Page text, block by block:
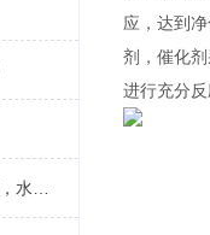
应，达到
剂，催化
进行充分